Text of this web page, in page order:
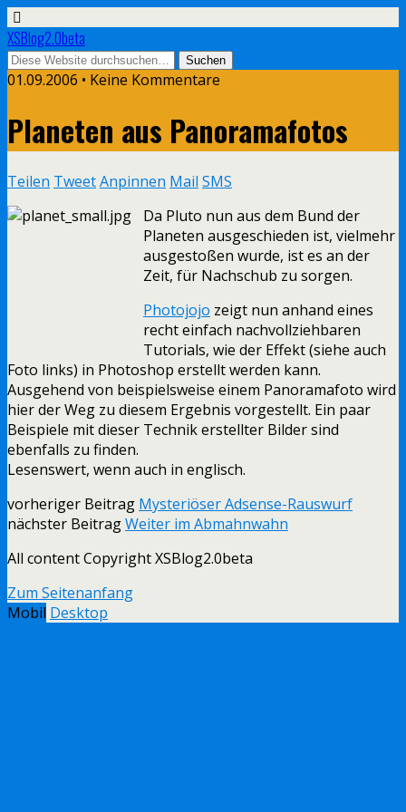
XSBlog2.0beta
01.09.2006 • Keine Kommentare
Planeten aus Panoramafotos
Teilen TweetAnpinnen Mail SMS
Da Pluto nun aus dem Bund der
Planeten ausgeschieden ist, vielmehr
ausgestoßen wurde, ist es an der
Zeit, für Nachschub zu sorgen.
Photojojo zeigt nun anhand eines
recht einfach nachvollziehbaren
Tutorials, wie der Effekt (siehe auch
Foto links) in Photoshop erstellt werden kann.
Ausgehend von beispielsweise einem Panoramafoto wird
hier der Weg zu diesem Ergebnis vorgestellt. Ein paar
Beispiele mit dieser Technik erstellter Bilder sind
ebenfalls zu finden.
Lesenswert, wenn auch in englisch.
vorheriger Beitrag Mysteriöser Adsense-Rauswurf
nächster BeitragWeiter im Abmahnwahn
All content Copyright XSBlog2.0beta
Zum Seitenanfang
Mobil Desktop